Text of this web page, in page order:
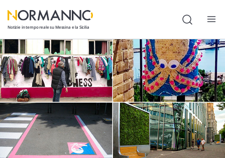
Notizie in tempo reale su Messina e la Sicilia
Attualità
Cronaca
Politica
Cultura
Lavoro